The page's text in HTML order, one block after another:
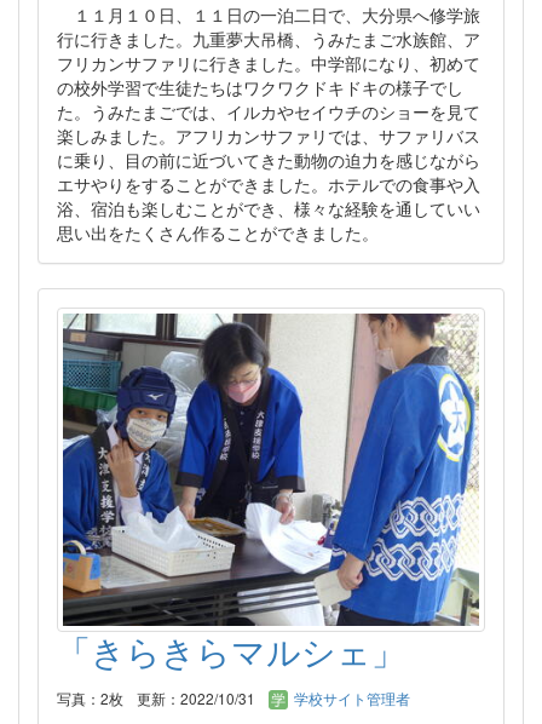
１１月１０日、１１日の一泊二日で、大分県へ修学旅
行に行きました。九重夢大吊橋、うみたまご水族館、ア
フリカンサファリに行きました。中学部になり、初めて
の校外学習で生徒たちはワクワクドキドキの様子でし
た。うみたまごでは、イルカやセイウチのショーを見て
楽しみました。アフリカンサファリでは、サファリバス
に乗り、目の前に近づいてきた動物の迫力を感じながら
エサやりをすることができました。ホテルでの食事や入
浴、宿泊も楽しむことができ、様々な経験を通していい
思い出をたくさん作ることができました。
「きらきらマルシェ」
写真：2枚 更新：2022/10/31 学校サイト管理者